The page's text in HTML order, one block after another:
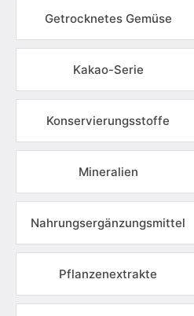
Getrocknetes Gemüse
Kakao-Serie
Konservierungsstoffe
Mineralien
Nahrungsergänzungsmittel
Pflanzenextrakte